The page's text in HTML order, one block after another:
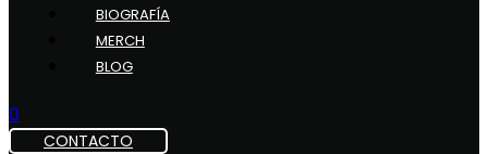
BIOGRAFÍA
MERCH
BLOG
0
CONTACTO